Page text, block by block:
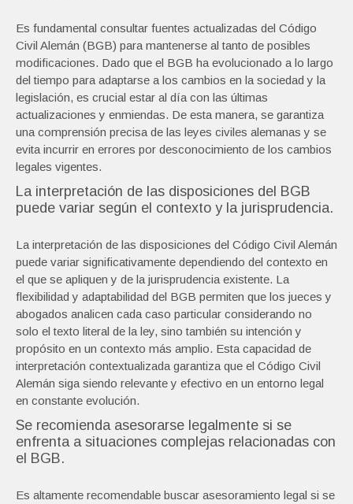
Es fundamental consultar fuentes actualizadas del Código
Civil Alemán (BGB) para mantenerse al tanto de posibles
modificaciones. Dado que el BGB ha evolucionado a lo largo
del tiempo para adaptarse a los cambios en la sociedad y la
legislación, es crucial estar al día con las últimas
actualizaciones y enmiendas. De esta manera, se garantiza
una comprensión precisa de las leyes civiles alemanas y se
evita incurrir en errores por desconocimiento de los cambios
legales vigentes.
La interpretación de las disposiciones del BGB
puede variar según el contexto y la jurisprudencia.
La interpretación de las disposiciones del Código Civil Alemán
puede variar significativamente dependiendo del contexto en
el que se apliquen y de la jurisprudencia existente. La
flexibilidad y adaptabilidad del BGB permiten que los jueces y
abogados analicen cada caso particular considerando no
solo el texto literal de la ley, sino también su intención y
propósito en un contexto más amplio. Esta capacidad de
interpretación contextualizada garantiza que el Código Civil
Alemán siga siendo relevante y efectivo en un entorno legal
en constante evolución.
Se recomienda asesorarse legalmente si se
enfrenta a situaciones complejas relacionadas con
el BGB.
Es altamente recomendable buscar asesoramiento legal si se